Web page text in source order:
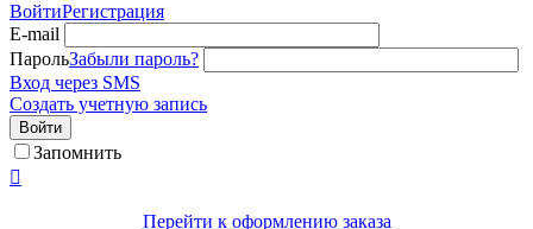
ВойтиРегистрация
E-mail
ПарольЗабыли пароль?
Вход через SMS
Создать учетную запись
Войти
Запомнить

Перейти к оформлению заказа